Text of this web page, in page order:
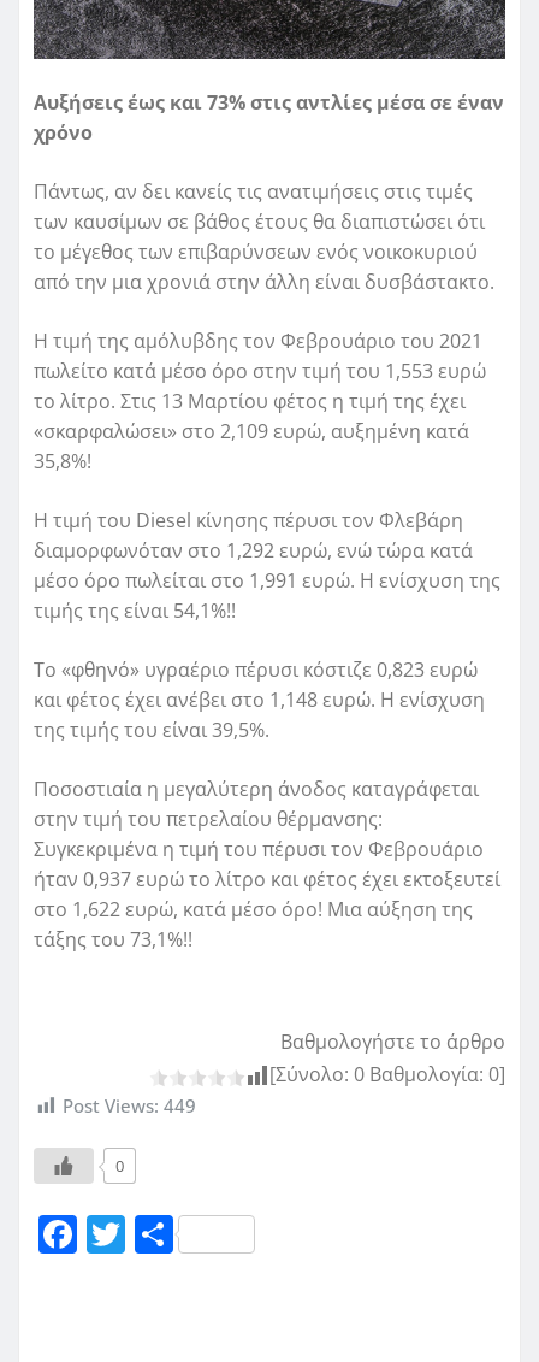
Αυξήσεις έως και 73% στις αντλίες μέσα σε έναν
χρόνο
Πάντως, αν δει κανείς τις ανατιμήσεις στις τιμές
των καυσίμων σε βάθος έτους θα διαπιστώσει ότι
το μέγεθος των επιβαρύνσεων ενός νοικοκυριού
από την μια χρονιά στην άλλη είναι δυσβάστακτο.
Η τιμή της αμόλυβδης τον Φεβρουάριο του 2021
πωλείτο κατά μέσο όρο στην τιμή του 1,553 ευρώ
το λίτρο. Στις 13 Μαρτίου φέτος η τιμή της έχει
«σκαρφαλώσει» στο 2,109 ευρώ, αυξημένη κατά
35,8%!
Η τιμή του Diesel κίνησης πέρυσι τον Φλεβάρη
διαμορφωνόταν στο 1,292 ευρώ, ενώ τώρα κατά
μέσο όρο πωλείται στο 1,991 ευρώ. Η ενίσχυση της
τιμής της είναι 54,1%!!
Το «φθηνό» υγραέριο πέρυσι κόστιζε 0,823 ευρώ
και φέτος έχει ανέβει στο 1,148 ευρώ. Η ενίσχυση
της τιμής του είναι 39,5%.
Ποσοστιαία η μεγαλύτερη άνοδος καταγράφεται
στην τιμή του πετρελαίου θέρμανσης:
Συγκεκριμένα η τιμή του πέρυσι τον Φεβρουάριο
ήταν 0,937 ευρώ το λίτρο και φέτος έχει εκτοξευτεί
στο 1,622 ευρώ, κατά μέσο όρο! Μια αύξηση της
τάξης του 73,1%!!
Βαθμολογήστε το άρθρο
[Σύνολο: 0 Βαθμολογία: 0]
Post Views: 449
0
F
a
T
w
Μ
οι